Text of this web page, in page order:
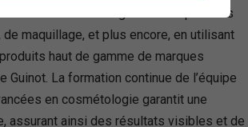
des soins du visage et du corps à des
de maquillage, et plus encore, en utilisant
haut de gamme de marques
Guinot. La formation continue de l’équipe
en cosmétologie garantit une
assurant ainsi des résultats visibles et de